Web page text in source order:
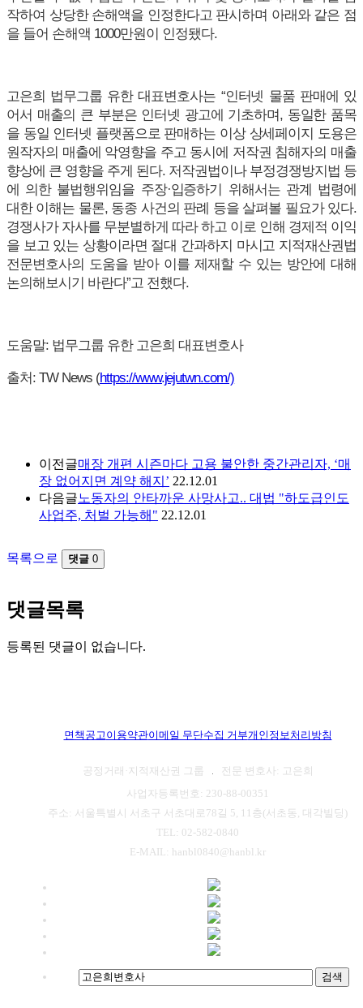
작하여 상당한 손해액을 인정한다고 판시하며 아래와 같은 점
을 들어 손해액 1000만원이 인정됐다.
고은희 법무그룹 유한 대표변호사는 “인터넷 물품 판매에 있
어서 매출의 큰 부분은 인터넷 광고에 기초하며, 동일한 품목
을 동일 인터넷 플랫폼으로 판매하는 이상 상세페이지 도용은
원작자의 매출에 악영향을 주고 동시에 저작권 침해자의 매출
향상에 큰 영향을 주게 된다. 저작권법이나 부정경쟁방지법 등
에 의한 불법행위임을 주장·입증하기 위해서는 관계 법령에
대한 이해는 물론, 동종 사건의 판례 등을 살펴볼 필요가 있다.
경쟁사가 자사를 무분별하게 따라 하고 이로 인해 경제적 이익
을 보고 있는 상황이라면 절대 간과하지 마시고 지적재산권법
전문변호사의 도움을 받아 이를 제재할 수 있는 방안에 대해
논의해보시기 바란다”고 전했다.
도움말: 법무그룹 유한 고은희 대표변호사
출처: TW News (https://www.jejutwn.com/)
이전글매장 개편 시즌마다 고용 불안한 중간관리자, ‘매
장 없어지면 계약 해지’ 22.12.01
다음글노동자의 안타까운 사망사고.. 대법 "하도급인도
사업주, 처벌 가능해" 22.12.01
목록으로 댓글 0
댓글목록
등록된 댓글이 없습니다.
면책공고이용약관이메일 무단수집 거부개인정보처리방침
공정거래·지적재산권 그룹
전문 변호사: 고은희
사업자등록번호: 230-88-00351
주소: 서울특별시 서초구 서초대로78길 5, 11층(서초동, 대각빌딩)
TEL: 02-582-0840
E-MAIL: hanbl0840@hanbl.kr
검색